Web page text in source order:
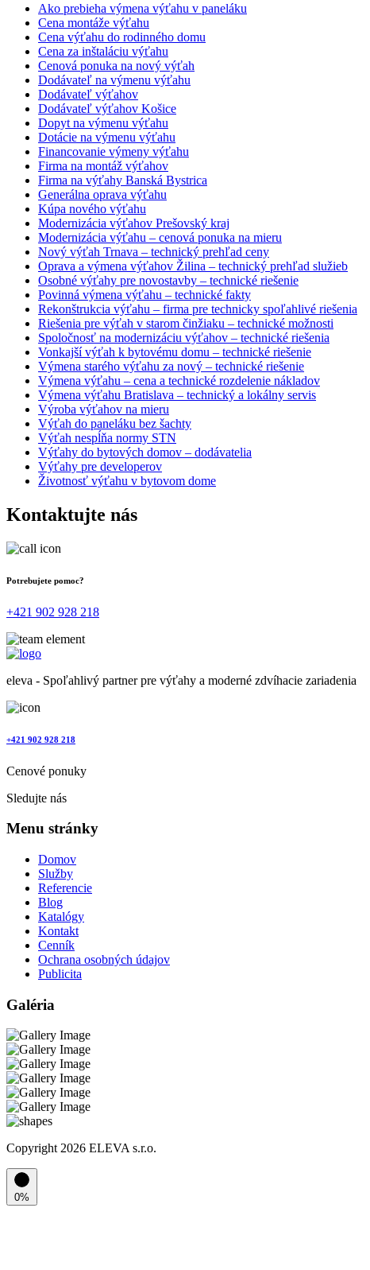
Ako prebieha výmena výťahu v paneláku
Cena montáže výťahu
Cena výťahu do rodinného domu
Cena za inštaláciu výťahu
Cenová ponuka na nový výťah
Dodávateľ na výmenu výťahu
Dodávateľ výťahov
Dodávateľ výťahov Košice
Dopyt na výmenu výťahu
Dotácie na výmenu výťahu
Financovanie výmeny výťahu
Firma na montáž výťahov
Firma na výťahy Banská Bystrica
Generálna oprava výťahu
Kúpa nového výťahu
Modernizácia výťahov Prešovský kraj
Modernizácia výťahu – cenová ponuka na mieru
Nový výťah Trnava – technický prehľad ceny
Oprava a výmena výťahov Žilina – technický prehľad služieb
Osobné výťahy pre novostavby – technické riešenie
Povinná výmena výťahu – technické fakty
Rekonštrukcia výťahu – firma pre technicky spoľahlivé riešenia
Riešenia pre výťah v starom činžiaku – technické možnosti
Spoločnosť na modernizáciu výťahov – technické riešenia
Vonkajší výťah k bytovému domu – technické riešenie
Výmena starého výťahu za nový – technické riešenie
Výmena výťahu – cena a technické rozdelenie nákladov
Výmena výťahu Bratislava – technický a lokálny servis
Výroba výťahov na mieru
Výťah do paneláku bez šachty
Výťah nespĺňa normy STN
Výťahy do bytových domov – dodávatelia
Výťahy pre developerov
Životnosť výťahu v bytovom dome
Kontaktujte nás
Potrebujete pomoc?
+421 902 928 218
eleva - Spoľahlivý partner pre výťahy a moderné zdvíhacie zariadenia
+421 902 928 218
Cenové ponuky
Sledujte nás
Menu stránky
Domov
Služby
Referencie
Blog
Katalógy
Kontakt
Cenník
Ochrana osobných údajov
Publicita
Galéria
Copyright 2026 ELEVA s.r.o.
0%